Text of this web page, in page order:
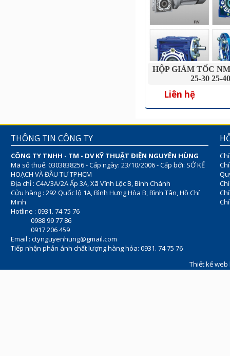
HỘP GIẢM TỐC
25-30 25-40
Liên hệ
THÔNG TIN CÔNG TY
CÔNG TY TNHH - TM - DV KỸ THUẬT ĐIỆN NGUYÊN HÙNG
Mã số thuế: 0303838256 - Cấp ngày: 23/10/2006 - Cấp bởi: SỞ KẾ
HOẠCH VÀ ĐẦU TƯ TPHCM
Địa chỉ : C4A/3A/2A Ấp 3A, Xã Vĩnh Lộc B, Bình Chánh
Cửu hàng : 292 Quốc lộ 1A, Bình Hưng Hòa B, Bình Tân, Hồ Chí
Minh
Hotline : 0931. 74 75 76
0988 99 77 86
0917 206 459
Email : ctynguyenhung@gmail.com
Tiếp nhận phản ánh chất lượng hàng hóa: 0931. 74 75 76
Thiết kế web